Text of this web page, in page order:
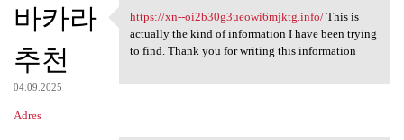
바카라
추천
04.09.2025
Adres
https://xn-
https://xn--oi2b30g3ueowi6mjktg.info/This is
actually the kind of information I have been trying
to find. Thank you for writing this information